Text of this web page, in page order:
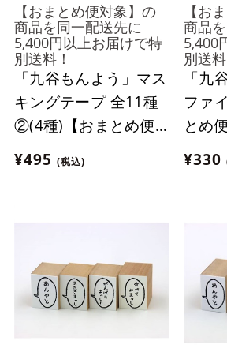
【おまとめ便対象】の
商品を同一配送先に
5,400円以上お届けで特
別送料！
「九谷もんよう」マス
キングテープ 全11種
②(4種)【おまとめ便
対象】
¥495 (税込)
【お
商品
5,400
別送料
「九
ファ
とめ
¥330